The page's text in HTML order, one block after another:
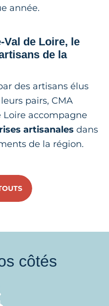
année.
Val de Loire, le
de la
des artisans élus
pairs, CMA
Loire accompagne
artisanales dans
de la région.
côtés